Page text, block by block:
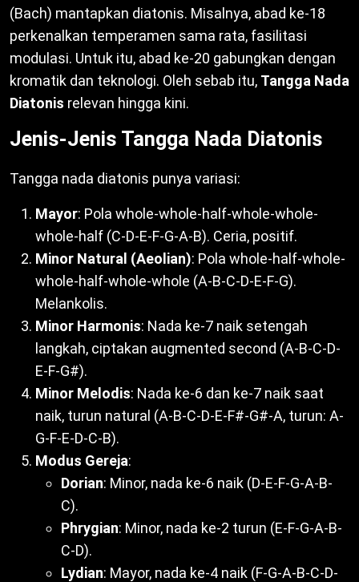
(Bach) mantapkan diatonis. Misalnya, abad ke-18
perkenalkan temperamen sama rata, fasilitasi
modulasi. Untuk itu, abad ke-20 gabungkan dengan
kromatik dan teknologi. Oleh sebab itu, Tangga Nada
Diatonis relevan hingga kini.
Jenis-Jenis Tangga Nada Diatonis
Tangga nada diatonis punya variasi:
Mayor: Pola whole-whole-half-whole-whole-
whole-half (C-D-E-F-G-A-B). Ceria, positif.
Minor Natural (Aeolian): Pola whole-half-whole-
whole-half-whole-whole (A-B-C-D-E-F-G).
Melankolis.
Minor Harmonis: Nada ke-7 naik setengah
langkah, ciptakan augmented second (A-B-C-D-
E-F-G#).
Minor Melodis: Nada ke-6 dan ke-7 naik saat
naik, turun natural (A-B-C-D-E-F#-G#-A, turun: A-
G-F-E-D-C-B).
Modus Gereja:
Dorian: Minor, nada ke-6 naik (D-E-F-G-A-B-
C).
Phrygian: Minor, nada ke-2 turun (E-F-G-A-B-
C-D).
Lydian: Mayor, nada ke-4 naik (F-G-A-B-C-D-